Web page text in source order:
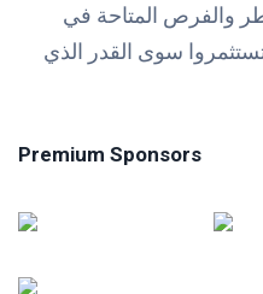
والفرص المتاحة في
سوى القدر الذي
Premium Sponsors